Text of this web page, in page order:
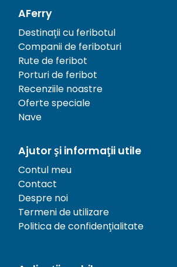
AFerry
Destinații cu feribotul
Companii de feriboturi
Rute de feribot
Porturi de feribot
Recenziile noastre
Oferte speciale
Nave
Ajutor și informații utile
Contul meu
Contact
Despre noi
Termeni de utilizare
Politica de confidențialitate